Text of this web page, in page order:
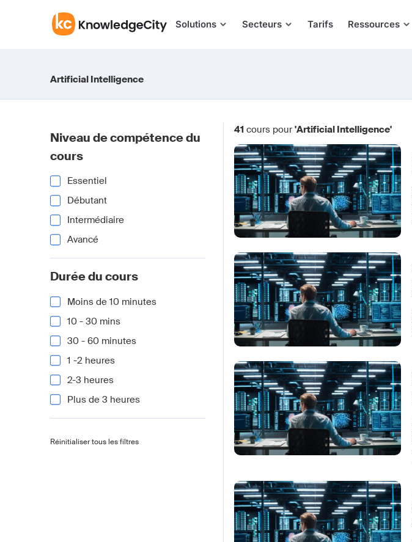
Solutions Secteurs Tarifs Ressources
Artificial Intelligence
Niveau de compétence du
cours
Essentiel
Débutant
Intermédiaire
Avancé
Durée du cours
Moins de 10 minutes
10 - 30 mins
30 - 60 minutes
1 -2 heures
2-3 heures
Plus de 3 heures
Réinitialiser tous les filtres
41 cours pour'Artificial Intelligence'